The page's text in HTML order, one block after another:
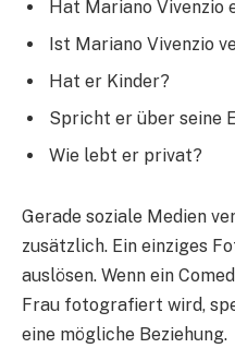
Hat Mariano Vivenzio
Ist Mariano Vivenzio
Hat er Kinder?
Spricht er über seine
Wie lebt er privat?
Gerade soziale Medien
zusätzlich. Ein einziges
auslösen. Wenn ein
Frau fotografiert wird,
eine mögliche Beziehung.